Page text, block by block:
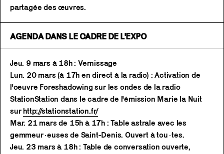
partagée des œuvres.
AGENDA DANS LE CADRE DE L'EXPO
Jeu. 9 mars à 18h : Vernissage
Lun. 20 mars (à 17h en direct à la radio) : Activation de
l'oeuvre Foreshadowing sur les ondes de la radio
StationStation dans le cadre de l'émission Marie la Nuit
sur http://stationstation.fr/
Mar. 21 mars de 15h à 17h : Table astrale avec les
gemmeur·euses de Saint-Denis. Ouvert à tou·tes.
Jeu. 23 mars à 18h : Table de conversation ouverte,